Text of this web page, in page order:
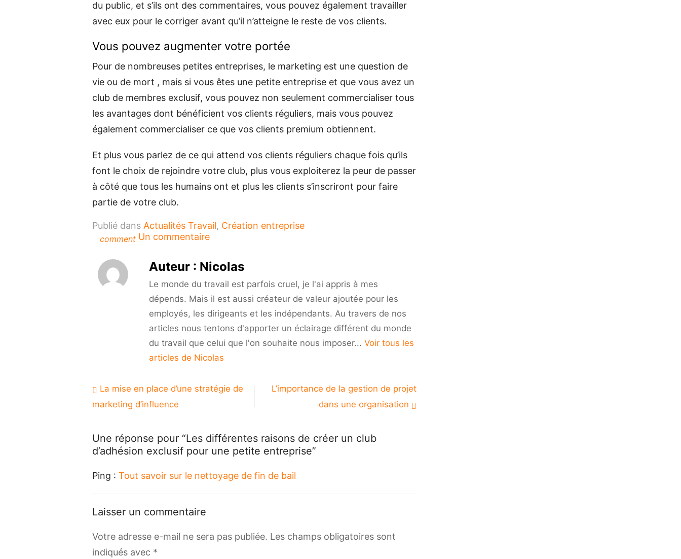
du public, et s’ils ont des commentaires, vous pouvez également travailler
avec eux pour le corriger avant qu’il n’atteigne le reste de vos clients.
Vous pouvez augmenter votre portée
Pour de nombreuses petites entreprises, le marketing est une question de
vie ou de mort , mais si vous êtes une petite entreprise et que vous avez un
club de membres exclusif, vous pouvez non seulement commercialiser tous
les avantages dont bénéficient vos clients réguliers, mais vous pouvez
également commercialiser ce que vos clients premium obtiennent.
Et plus vous parlez de ce qui attend vos clients réguliers chaque fois qu’ils
font le choix de rejoindre votre club, plus vous exploiterez la peur de passer
à côté que tous les humains ont et plus les clients s’inscriront pour faire
partie de votre club.
Publié dans Actualités Travail, Création entreprise
comment Un commentairesur
raisons
de
un
club
d’adhésion
pour
une
Auteur : Nicolas
Le monde du travail est parfois cruel, je l'ai appris à mes
dépends. Mais il est aussi créateur de valeur ajoutée pour les
employés, les dirigeants et les indépendants. Au travers de nos
articles nous tentons d'apporter un éclairage différent du monde
du travail que celui que l'on souhaite nous imposer... Voir tous les
articles de Nicolas
Navigation
de
La mise en place d’une stratégie de
marketing d’influence
L’importance de la gestion de projet
dans une organisation
Une réponse pour “Les différentes raisons de créer un club
d’adhésion exclusif pour une petite entreprise”
Ping : Tout savoir sur le nettoyage de fin de bail
Laisser un commentaire
Votre adresse e-mail ne sera pas publiée. Les champs obligatoires sont
indiqués avec *